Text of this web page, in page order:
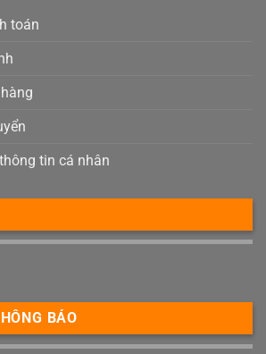
toán
tin cá nhân
BÁO